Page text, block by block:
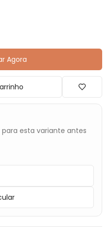
Agora
esta variante antes